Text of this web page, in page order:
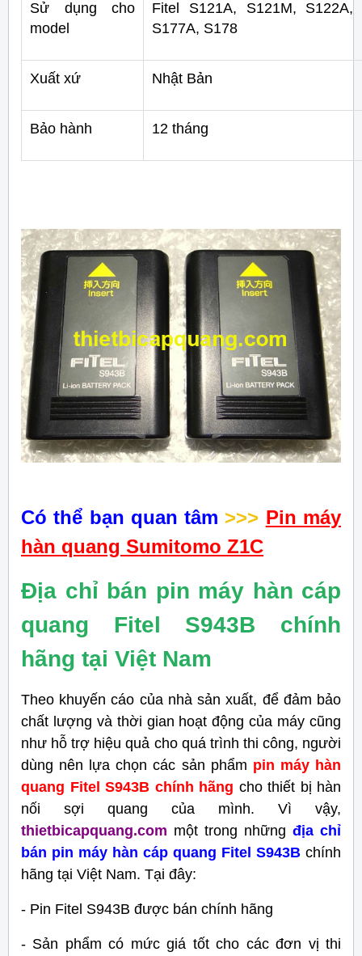
Sử dụng cho
model
Fitel S121A, S121M, S122A,
S177A, S178
Xuất xứ Nhật Bản
Bảo hành 12 tháng
Có thể bạn quan tâm >>> Pin máy
hàn quang Sumitomo Z1C
Địa chỉ bán pin máy hàn cáp
quang Fitel S943B chính
hãng tại Việt Nam
Theo khuyến cáo của nhà sản xuất, để đảm bảo
chất lượng và thời gian hoạt động của máy cũng
như hỗ trợ hiệu quả cho quá trình thi công, người
dùng nên lựa chọn các sản phẩm pin máy hàn
quang Fitel S943B chính hãng cho thiết bị hàn
nối sợi quang của mình. Vì vậy,
thietbicapquang.com một trong những địa chỉ
bán pin máy hàn cáp quang Fitel S943B chính
hãng tại Việt Nam. Tại đây:
- Pin Fitel S943B được bán chính hãng
- Sản phẩm có mức giá tốt cho các đơn vị thi